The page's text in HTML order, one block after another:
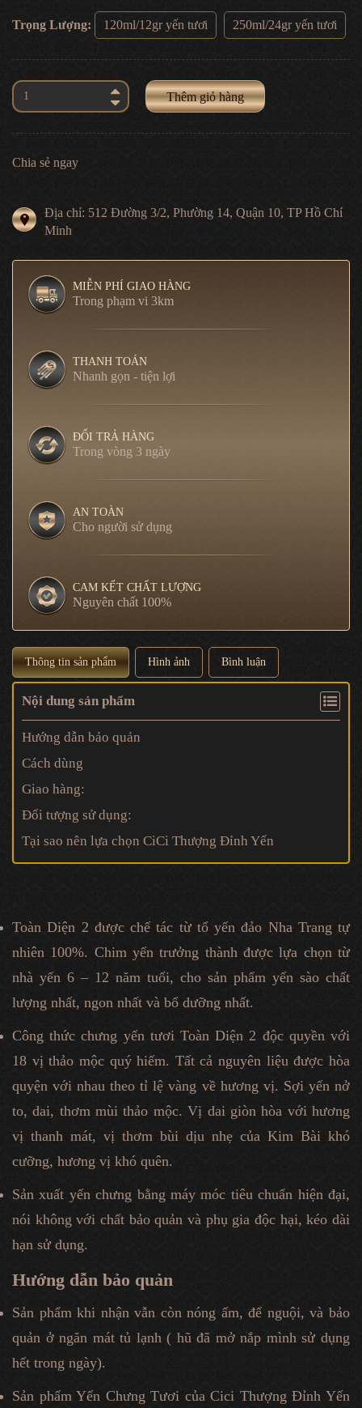
Trọng Lượng: 120ml/12gr yến tươi 250ml/24gr yến tươi
Thêm giỏ hàng
Chia sẻ ngay
Địa chỉ: 512 Đường 3/2, Phường 14, Quận 10, TP Hồ Chí
Minh
MIỄN PHÍ GIAO HÀNG
Trong phạm vi 3km
THANH TOÁN
Nhanh gọn - tiện lợi
ĐỔI TRẢ HÀNG
Trong vòng 3 ngày
AN TOÀN
Cho người sử dụng
CAM KẾT CHẤT LƯỢNG
Nguyên chất 100%
Thông tin sản phẩm Hình ảnh Bình luận
Nội dung sản phẩm
Hướng dẫn bảo quản
Cách dùng
Giao hàng:
Đối tượng sử dụng:
Tại sao nên lựa chọn CiCi Thượng Đỉnh Yến
Toàn Diện 2 được chế tác từ tổ yến đảo Nha Trang tự
nhiên 100%. Chim yến trưởng thành được lựa chọn từ
nhà yến 6 – 12 năm tuổi, cho sản phẩm yến sào chất
lượng nhất, ngon nhất và bổ dưỡng nhất.
Công thức chưng yến tươi Toàn Diện 2 độc quyền với
18 vị thảo mộc quý hiếm. Tất cả nguyên liệu được hòa
quyện với nhau theo tỉ lệ vàng về hương vị. Sợi yến nở
to, dai, thơm mùi thảo mộc. Vị dai giòn hòa với hương
vị thanh mát, vị thơm bùi dịu nhẹ của Kim Bài khó
cưỡng, hương vị khó quên.
Sản xuất yến chưng bằng máy móc tiêu chuẩn hiện đại,
nói không với chất bảo quản và phụ gia độc hại, kéo dài
hạn sử dụng.
Hướng dẫn bảo quản
Sản phẩm khi nhận vẫn còn nóng ấm, để nguội, và bảo
quản ở ngăn mát tủ lạnh ( hũ đã mở nắp mình sử dụng
hết trong ngày).
Sản phẩm Yến Chưng Tươi của Cici Thượng Đỉnh Yến